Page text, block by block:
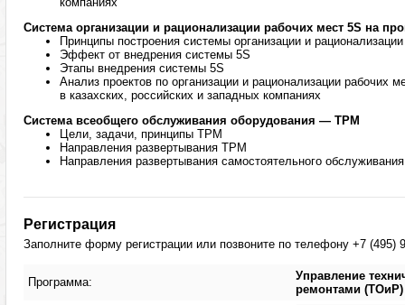
Система организации и рационализации рабочих мест 5S на
Принципы построения системы организации и
Эффект от внедрения системы 5S
Этапы внедрения системы 5S
Анализ проектов по организации и рационализации рабочих
в казахских, российских и западных компаниях
Система всеобщего обслуживания оборудования — ТРМ
Цели, задачи, принципы TPM
Направления развертывания TPM
Направления развертывания самостоятельного
Регистрация
Заполните форму регистрации или позвоните по телефону +7 (495)